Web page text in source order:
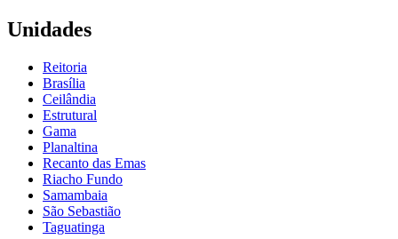
Unidades
Reitoria
Brasília
Ceilândia
Estrutural
Gama
Planaltina
Recanto das Emas
Riacho Fundo
Samambaia
São Sebastião
Taguatinga